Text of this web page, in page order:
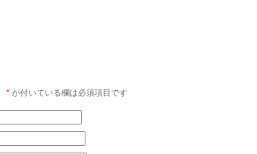
* が付いている欄は必須項目です